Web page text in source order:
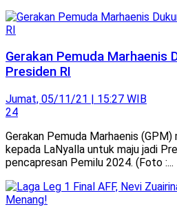
Gerakan Pemuda Marhaenis
Presiden RI
Jumat, 05/11/21 | 15:27 WIB
24
Gerakan Pemuda Marhaenis
kepada LaNyalla untuk maju jadi
pencapresan Pemilu 2024. (Foto :...